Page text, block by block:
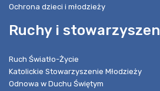
Ochrona dzieci i młodzieży
Ruchy i
Ruch Światło-Życie
Katolickie Stowarzyszenie Młodzieży
Odnowa w Duchu Świętym